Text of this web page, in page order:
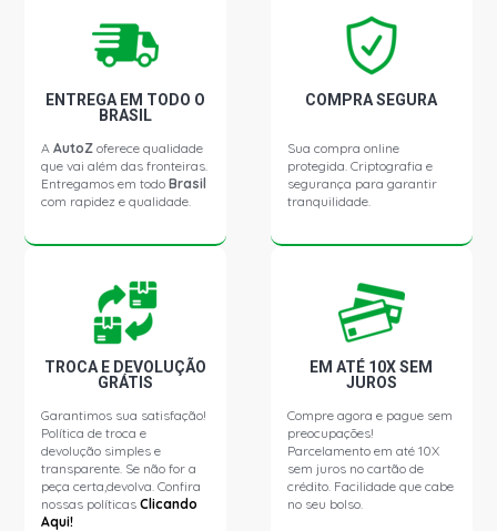
ENTREGA EM TODO O
BRASIL
AAutoZ oferece qualidade
que vai além das fronteiras.
Entregamos em todoBrasil
com rapidez e qualidade.
COMPRA SEGURA
Sua compra online
protegida. Criptografia e
segurança para garantir
tranquilidade.
TROCA E DEVOLUÇÃO
GRÁTIS
Garantimos sua satisfação!
Política de troca e
devolução simples e
transparente. Se não for a
peça certa,devolva. Confira
nossas políticasClicando
Aqui!
EM ATÉ 10X SEM
JUROS
Compre agora e pague sem
preocupações!
Parcelamento em até 10X
sem juros no cartão de
crédito. Facilidade que cabe
no seu bolso.